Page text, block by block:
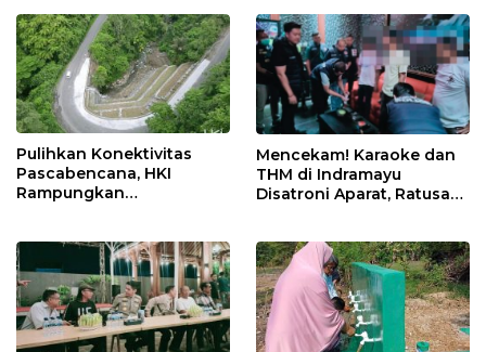
Keselamatan Kerja
Pulihkan Konektivitas
Pascabencana, HKI
Rampungkan
Mencekam! Karaoke dan
THM di Indramayu
Disatroni Aparat, Ratusan